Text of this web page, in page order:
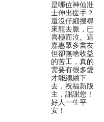
是哪位神仙壯
士伸出援手？
還沒仔細搜尋
來龍去脈，已
喜極而泣。這
嘉惠眾多書友
但卻無啥收益
的苦工，真的
需要有很多愛
才能繼續下
去，祝福新版
主，謝謝您！
好人一生平
安！